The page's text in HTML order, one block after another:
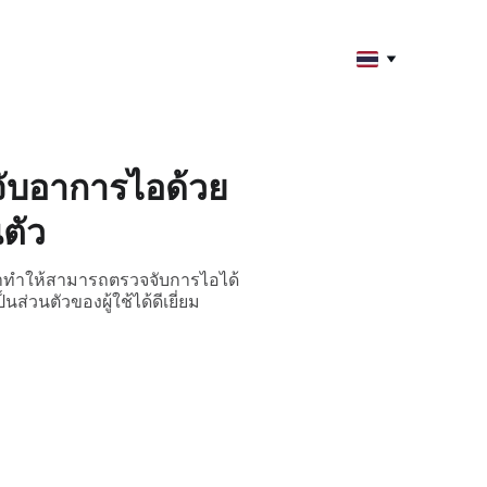
อาการไอด้วย
ว
ทำให้สามารถตรวจจับการไอได้
ส่วนตัวของผู้ใช้ได้ดีเยี่ยม